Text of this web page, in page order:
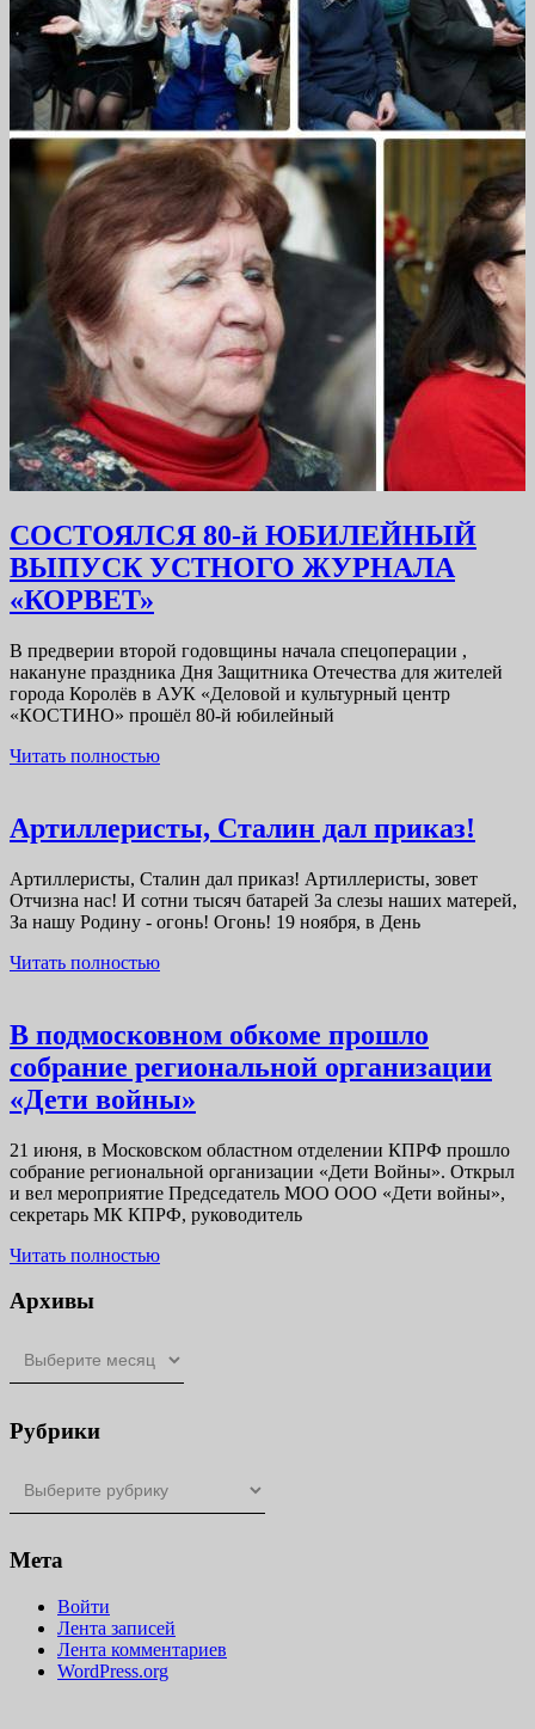
СОСТОЯЛСЯ 80-й ЮБИЛЕЙНЫЙ
ВЫПУСК УСТНОГО ЖУРНАЛА
«КОРВЕТ»
й
ЮБИЛЕЙНЫЙ
ВЫПУСК
УСТНОГО
«КОРВЕТ»
В предверии второй годовщины начала спецоперации ,
накануне праздника Дня Защитника Отечества для жителей
города Королёв в АУК «Деловой и культурный центр
«КОСТИНО» прошёл 80-й юбилейный
Читать полностьюЧитать
Артиллеристы, Сталин дал приказ!
дал
Артиллеристы, Сталин дал приказ! Артиллеристы, зовет
Отчизна нас! И сотни тысяч батарей За слезы наших матерей,
За нашу Родину - огонь! Огонь! 19 ноября, в День
Читать полностьюЧитать
В подмосковном обкоме прошло
собрание региональной организации
«Дети войны»
обкоме
прошло
собрание
21 июня, в Московском областном отделении КПРФ прошло
собрание региональной организации «Дети Войны». Открыл
и вел мероприятие Председатель МОО ООО «Дети войны»,
секретарь МК КПРФ, руководитель
Читать полностьюЧитать
Архивы
Рубрики
Мета
Войти
Лента записей
Лента комментариев
WordPress.org